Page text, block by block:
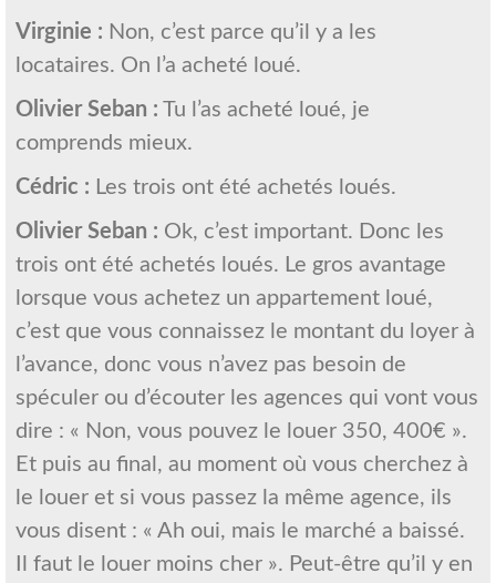
Virginie : Non, c’est parce qu’il y a les
locataires. On l’a acheté loué.
Olivier Seban : Tu l’as acheté loué, je
comprends mieux.
Cédric : Les trois ont été achetés loués.
Olivier Seban : Ok, c’est important. Donc les
trois ont été achetés loués. Le gros avantage
lorsque vous achetez un appartement loué,
c’est que vous connaissez le montant du loyer à
l’avance, donc vous n’avez pas besoin de
spéculer ou d’écouter les agences qui vont vous
dire : « Non, vous pouvez le louer 350, 400€ ».
Et puis au final, au moment où vous cherchez à
le louer et si vous passez la même agence, ils
vous disent : « Ah oui, mais le marché a baissé.
Il faut le louer moins cher ». Peut-être qu’il y en